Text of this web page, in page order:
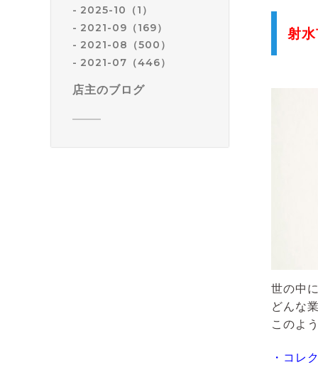
2025-10（1）
2021-09（169）
2021-08（500）
2021-07（446）
店主のブログ
射
世の中
どんな
このよ
・コレ